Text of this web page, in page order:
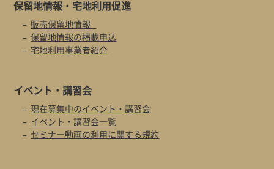
保留地情報・ 宅地利用促進
販売保留地情報
保留地情報の掲載申込
宅地利用事業者紹介
イベント・講習会
現在募集中のイベント・講習会
イベント・講習会一覧
セミナー動画の利用に関する規約